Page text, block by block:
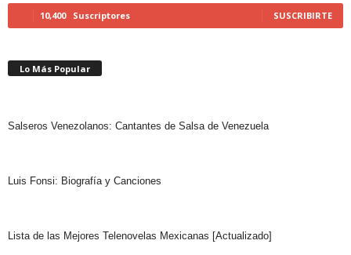
10,400 Suscriptores SUSCRIBIRTE
Lo Más Popular
Salseros Venezolanos: Cantantes de Salsa de Venezuela
Luis Fonsi: Biografía y Canciones
Lista de las Mejores Telenovelas Mexicanas [Actualizado]